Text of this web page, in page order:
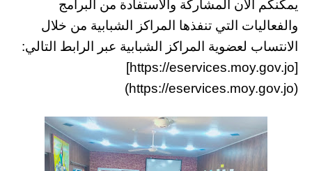
يمكنكم الآن المشاركة والاستفادة من البرامج
والفعاليات التي تنفذها المراكز الشبابية من خلال
الانتساب لعضوية المراكز الشبابية عبر الرابط التالي:
[https://eservices.moy.gov.jo]
(https://eservices.moy.gov.jo)